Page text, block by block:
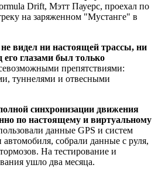
Drift, Мэтт Пауерс, проехал по
на заряженном "Мустанге" в
видел ни настоящей трассы, ни
глазами был только
препятствиями:
туннелями и отвесными
синхронизации движения
по настоящему и виртуальному
данные GPS и систем
собрали данные с руля,
На тестирование и
ушло два месяца.